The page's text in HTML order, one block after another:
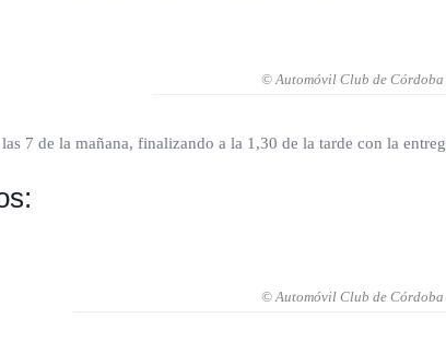
© Automóvil Club de Córdoba
7 de la mañana, finalizando a la 1,30 de la tarde con la
© Automóvil Club de Córdoba